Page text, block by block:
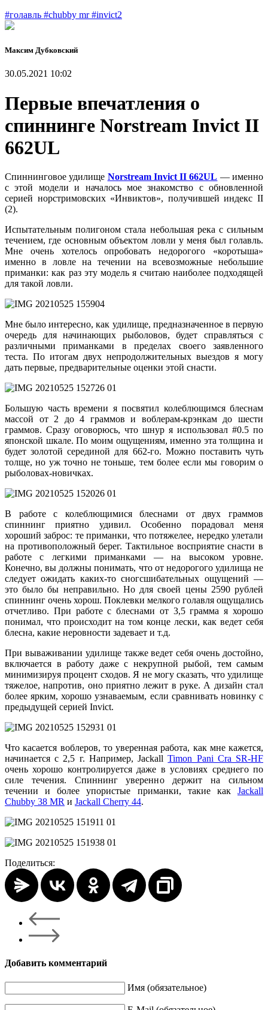
#голавль #chubby mr#invict2
Максим Дубковский
30.05.2021 10:02
Первые впечатления о
спиннинге Norstream Invict II
662UL
Спиннинговое удилище Norstream Invict II 662UL — именно
с этой модели и началось мое знакомство с обновленной
серией норстримовских «Инвиктов», получившей индекс II
(2).
Испытательным полигоном стала небольшая река с сильным
течением, где основным объектом ловли у меня был голавль.
Мне очень хотелось опробовать недорогого «коротыша»
именно в ловле на течении на всевозможные небольшие
приманки: как раз эту модель я считаю наиболее подходящей
для такой ловли.
Мне было интересно, как удилище, предназначенное в первую
очередь для начинающих рыболовов, будет справляться с
различными приманками в пределах своего заявленного
теста. По итогам двух непродолжительных выездов я могу
дать первые, предварительные оценки этой снасти.
Большую часть времени я посвятил колеблющимся блеснам
массой от 2 до 4 граммов и воблерам-крэнкам до шести
граммов. Сразу оговорюсь, что шнур я использовал #0.5 по
японской шкале. По моим ощущениям, именно эта толщина и
будет золотой серединой для 662-го. Можно поставить чуть
толще, но уж точно не тоньше, тем более если мы говорим о
рыболовах-новичках.
В работе с колеблющимися блеснами от двух граммов
спиннинг приятно удивил. Особенно порадовал меня
хороший заброс: те приманки, что потяжелее, нередко улетали
на противоположный берег. Тактильное восприятие снасти в
работе с легкими приманками — на высоком уровне.
Конечно, вы должны понимать, что от недорогого удилища не
следует ожидать каких-то сногсшибательных ощущений —
это было бы неправильно. Но для своей цены 2590 рублей
спиннинг очень хорош. Поклевки мелкого голавля ощущались
отчетливо. При работе с блеснами от 3,5 грамма я хорошо
понимал, что происходит на том конце лески, как ведет себя
блесна, какие неровности задевает и т.д.
При вываживании удилище также ведет себя очень достойно,
включается в работу даже с некрупной рыбой, тем самым
минимизируя процент сходов. Я не могу сказать, что удилище
тяжелое, напротив, оно приятно лежит в руке. А дизайн стал
более ярким, хорошо узнаваемым, если сравнивать новинку с
предыдущей серией Invict.
Что касается воблеров, то уверенная работа, как мне кажется,
начинается с 2,5 г. Например, JackallTimon Pani Cra SR-HF
очень хорошо контролируется даже в условиях среднего по
силе течения. Спиннинг уверенно держит на сильном
течении и более упористые приманки, такие как Jackall
Chubby 38 MR и Jackall Cherry 44.
Поделиться:
Добавить комментарий
Имя (обязательное)